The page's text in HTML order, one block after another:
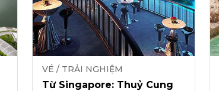
VÉ / TRẢI NGHIỆM
Từ Singapore: Thuỷ Cung